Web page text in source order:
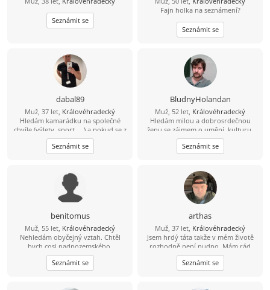
Seznámit se
Fajn holka na seznámení?
Seznámit se
dabal89
Muž, 37 let, Královéhradecký
Hledám kamarádku na společné
chvíle (výlety, sport, ...) a pokud se z
toho vyklube něco víc, budu velmi
rád ... :-)
Seznámit se
BludnyHolandan
Muž, 52 let, Královéhradecký
Hledám milou a dobrosrdečnou
ženu se zájmem o umění, kulturu,
památky a láskou ke zvířatům a
přírodě. Rád bych s takovou ženou
spoluprožíval hezké chvíle a
Seznámit se
benitomus
Muž, 55 let, Královéhradecký
Nehledám obyčejný vztah. Chtěl
bych cosi nadpozemského,
výjimečného, ne šedivého a
zbytečného.
Seznámit se
arthas
Muž, 37 let, Královéhradecký
Jsem hrdý táta takže v mém životě
rozhodně není nudno. Mám rád
aktivní odpočinek – vyrazit na
procházku, do přírody nebo na výlet
je pro mě ideální způsob, jak vyčistit
Seznámit se